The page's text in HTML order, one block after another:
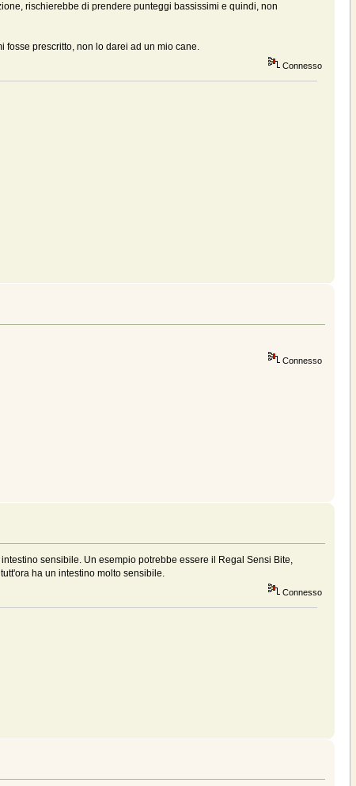
rischierebbe di prendere punteggi bassissimi e quindi, non
fosse prescritto, non lo darei ad un mio cane.
Connesso
Connesso
sensibile. Un esempio potrebbe essere il Regal Sensi Bite,
ha un intestino molto sensibile.
Connesso